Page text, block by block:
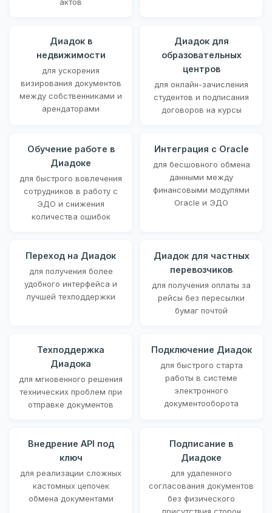
Диадок в
недвижимости
для ускорения
визирования документов
между собственниками и
арендаторами
Диадок для
образовательных
центров
для онлайн-зачисления
студентов и подписания
договоров на курсы
Обучение работе в
Диадоке
для быстрого вовлечения
сотрудников в работу с
ЭДО и снижения
количества ошибок
Интеграция с Oracle
для бесшовного обмена
данными между
финансовыми модулями
Oracle и ЭДО
Переход на Диадок
для получения более
удобного интерфейса и
лучшей техподдержки
Диадок для частных
перевозчиков
для получения оплаты за
рейсы без пересылки
бумаг почтой
Техподдержка
Диадока
для мгновенного решения
технических проблем при
отправке документов
Подключение Диадок
для быстрого старта
работы в системе
электронного
документооборота
Внедрение API под
ключ
для реализации сложных
кастомных цепочек
обмена документами
Подписание в
Диадоке
для удаленного
согласования документов
без физического